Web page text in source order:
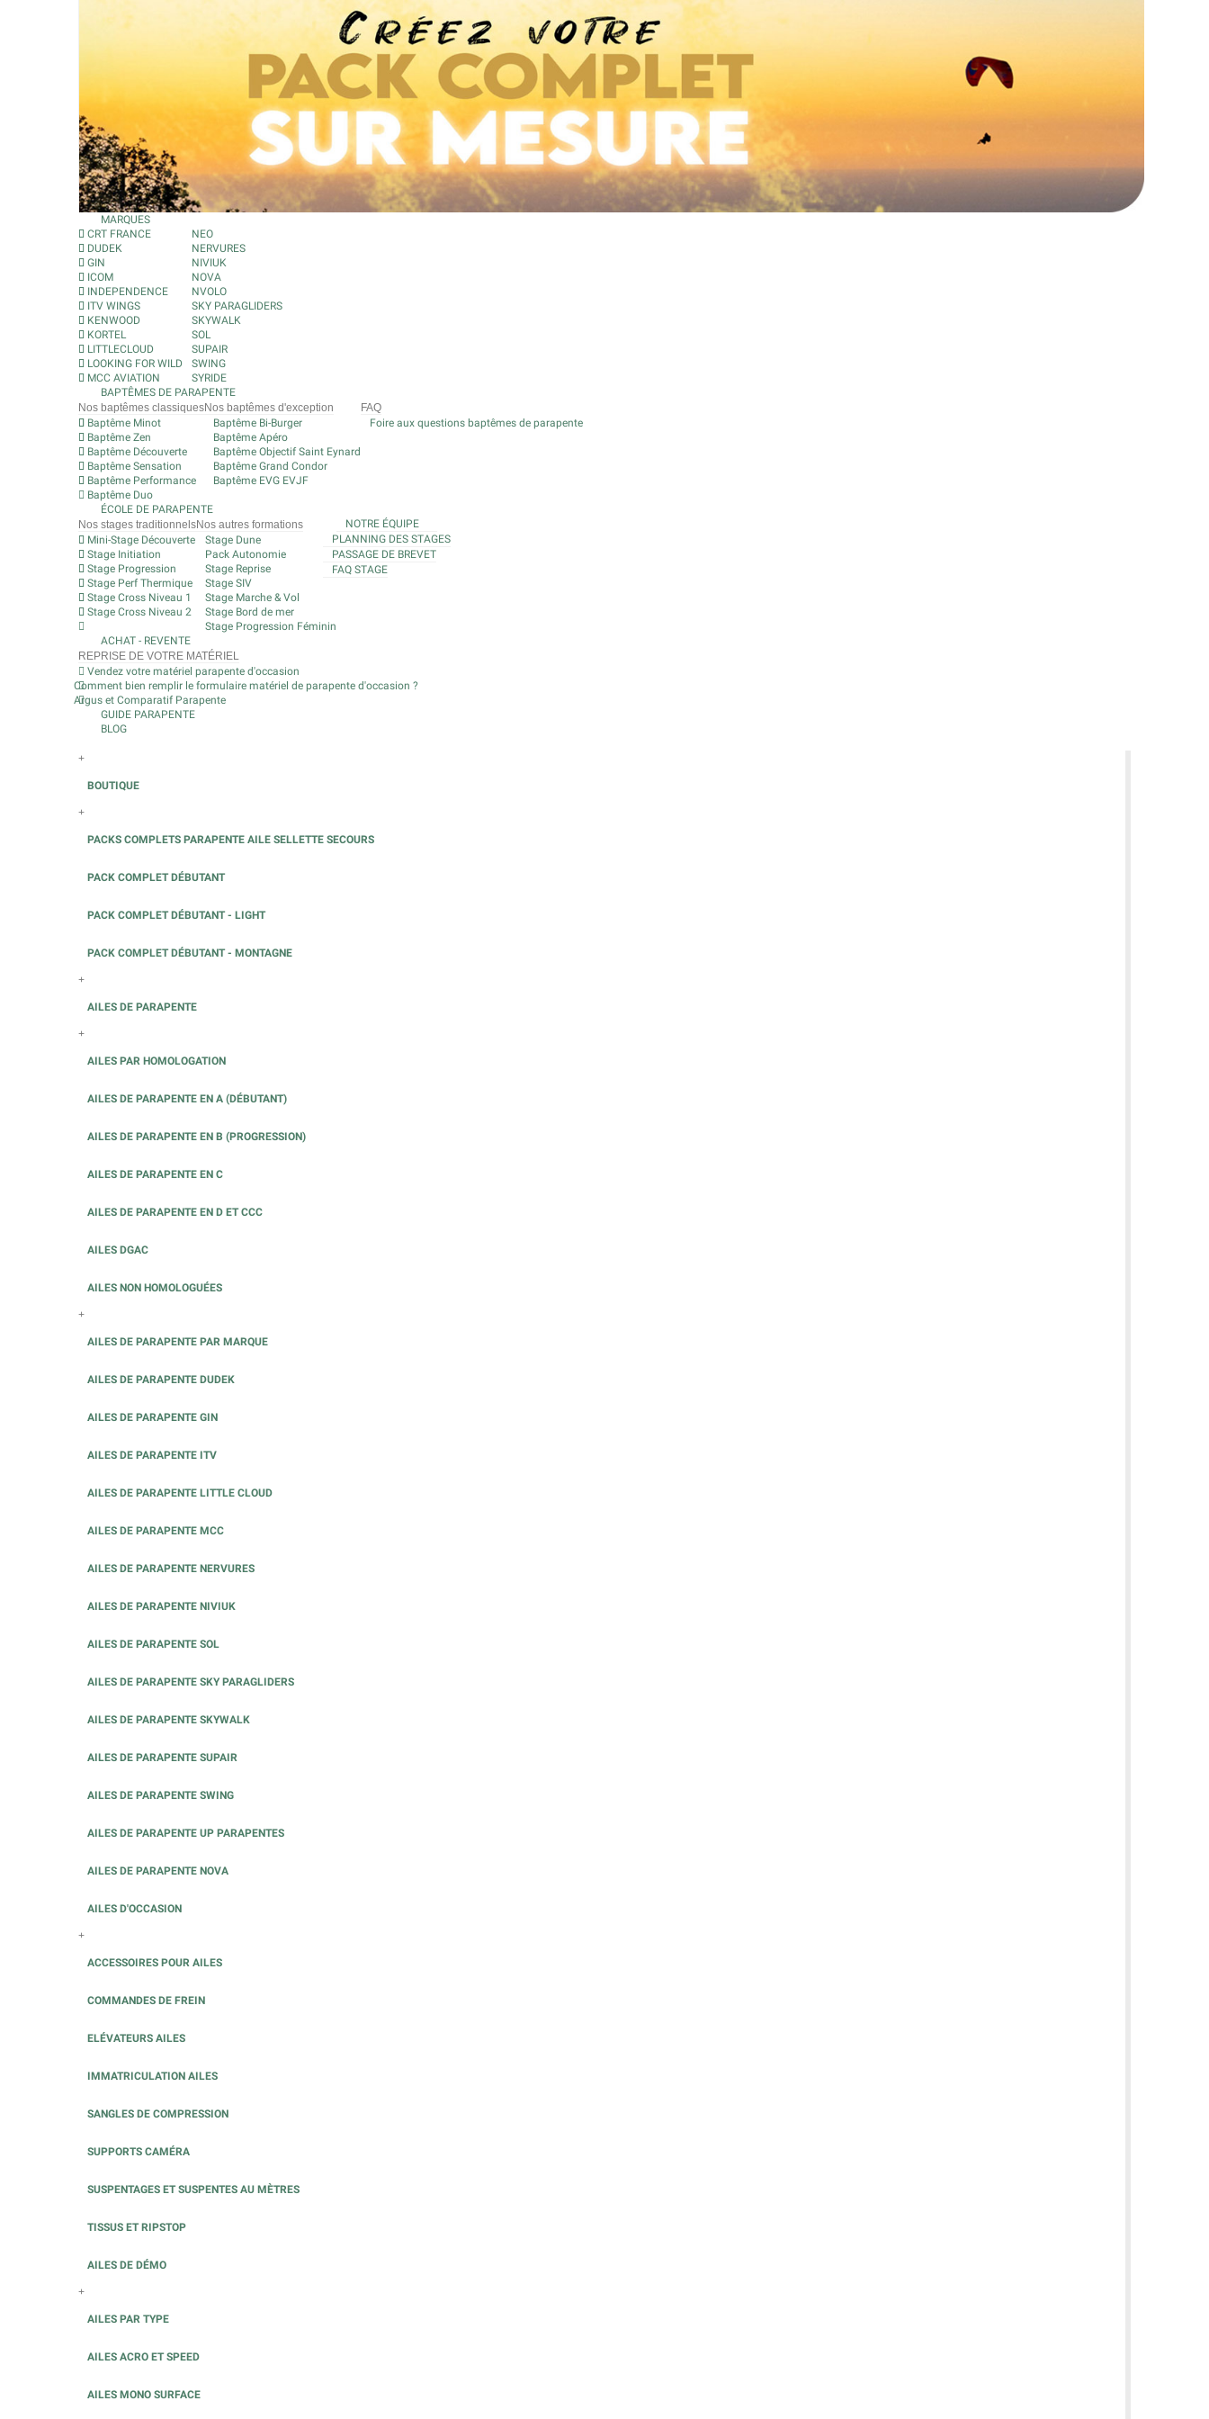
MARQUES
CRT FRANCE
DUDEK
GIN
ICOM
INDEPENDENCE
ITV WINGS
KENWOOD
KORTEL
LITTLECLOUD
LOOKING FOR WILD
MCC AVIATION
NEO
NERVURES
NIVIUK
NOVA
NVOLO
SKY PARAGLIDERS
SKYWALK
SOL
SUPAIR
SWING
SYRIDE
BAPTÊMES DE PARAPENTE
Nos baptêmes classiques
Baptême Minot
Baptême Zen
Baptême Découverte
Baptême Sensation
Baptême Performance
Baptême Duo
Nos baptêmes d'exception
Baptême Bi-Burger
Baptême Apéro
Baptême Objectif Saint Eynard
Baptême Grand Condor
Baptême EVG EVJF
FAQ
Foire aux questions baptêmes de parapente
ÉCOLE DE PARAPENTE
Nos stages traditionnels
Mini-Stage Découverte
Stage Initiation
Stage Progression
Stage Perf Thermique
Stage Cross Niveau 1
Stage Cross Niveau 2
Nos autres formations
Stage Dune
Pack Autonomie
Stage Reprise
Stage SIV
Stage Marche & Vol
Stage Bord de mer
Stage Progression Féminin
NOTRE ÉQUIPE
PLANNING DES STAGES
PASSAGE DE BREVET
FAQ STAGE
ACHAT - REVENTE
REPRISE DE VOTRE MATÉRIEL
Vendez votre matériel parapente d'occasion
Comment bien remplir le formulaire matériel de parapente d'occasion ?
Argus et Comparatif Parapente
GUIDE PARAPENTE
BLOG
+
BOUTIQUE
+
PACKS COMPLETS PARAPENTE AILE SELLETTE SECOURS
PACK COMPLET DÉBUTANT
PACK COMPLET DÉBUTANT - LIGHT
PACK COMPLET DÉBUTANT - MONTAGNE
+
AILES DE PARAPENTE
+
AILES PAR HOMOLOGATION
AILES DE PARAPENTE EN A (DÉBUTANT)
AILES DE PARAPENTE EN B (PROGRESSION)
AILES DE PARAPENTE EN C
AILES DE PARAPENTE EN D ET CCC
AILES DGAC
AILES NON HOMOLOGUÉES
+
AILES DE PARAPENTE PAR MARQUE
AILES DE PARAPENTE DUDEK
AILES DE PARAPENTE GIN
AILES DE PARAPENTE ITV
AILES DE PARAPENTE LITTLE CLOUD
AILES DE PARAPENTE MCC
AILES DE PARAPENTE NERVURES
AILES DE PARAPENTE NIVIUK
AILES DE PARAPENTE SOL
AILES DE PARAPENTE SKY PARAGLIDERS
AILES DE PARAPENTE SKYWALK
AILES DE PARAPENTE SUPAIR
AILES DE PARAPENTE SWING
AILES DE PARAPENTE UP PARAPENTES
AILES DE PARAPENTE NOVA
AILES D'OCCASION
+
ACCESSOIRES POUR AILES
COMMANDES DE FREIN
ELÉVATEURS AILES
IMMATRICULATION AILES
SANGLES DE COMPRESSION
SUPPORTS CAMÉRA
SUSPENTAGES ET SUSPENTES AU MÈTRES
TISSUS ET RIPSTOP
AILES DE DÉMO
+
AILES PAR TYPE
AILES ACRO ET SPEED
AILES MONO SURFACE